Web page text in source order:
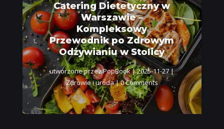
Catering Dietetyczny w
Warszawie –
Kompleksowy
Przewodnik po Zdrowym
Odżywianiu w Stolicy
utworzone przezPopBook|2025-11-27|
Zdrowie i uroda| 0 Comments